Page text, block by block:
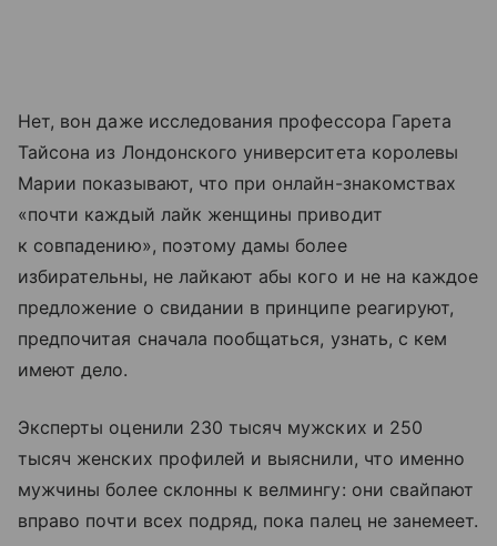
Нет, вон даже исследования профессора Гарета
Тайсона из Лондонского университета королевы
Марии показывают, что при онлайн-знакомствах
«почти каждый лайк женщины приводит
к совпадению», поэтому дамы более
избирательны, не лайкают абы кого и не на каждое
предложение о свидании в принципе реагируют,
предпочитая сначала пообщаться, узнать, с кем
имеют дело.
Эксперты оценили 230 тысяч мужских и 250
тысяч женских профилей и выяснили, что именно
мужчины более склонны к велмингу: они свайпают
вправо почти всех подряд, пока палец не занемеет.